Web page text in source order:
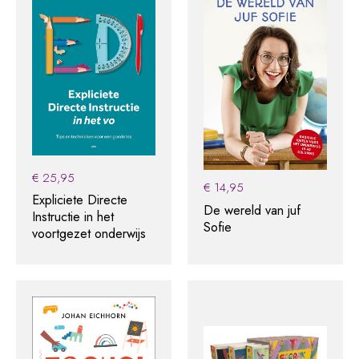
€ 25,95
Expliciete Directe
Instructie in het
voortgezet onderwijs
€ 14,95
De wereld van juf
Sofie